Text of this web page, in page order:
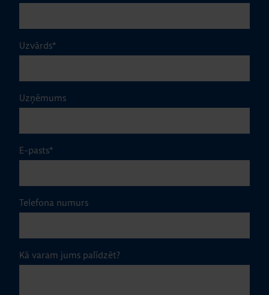
Uzvārds*
Uzņēmums
E-pasts*
Telefona numurs
Kā varam jums palīdzēt?